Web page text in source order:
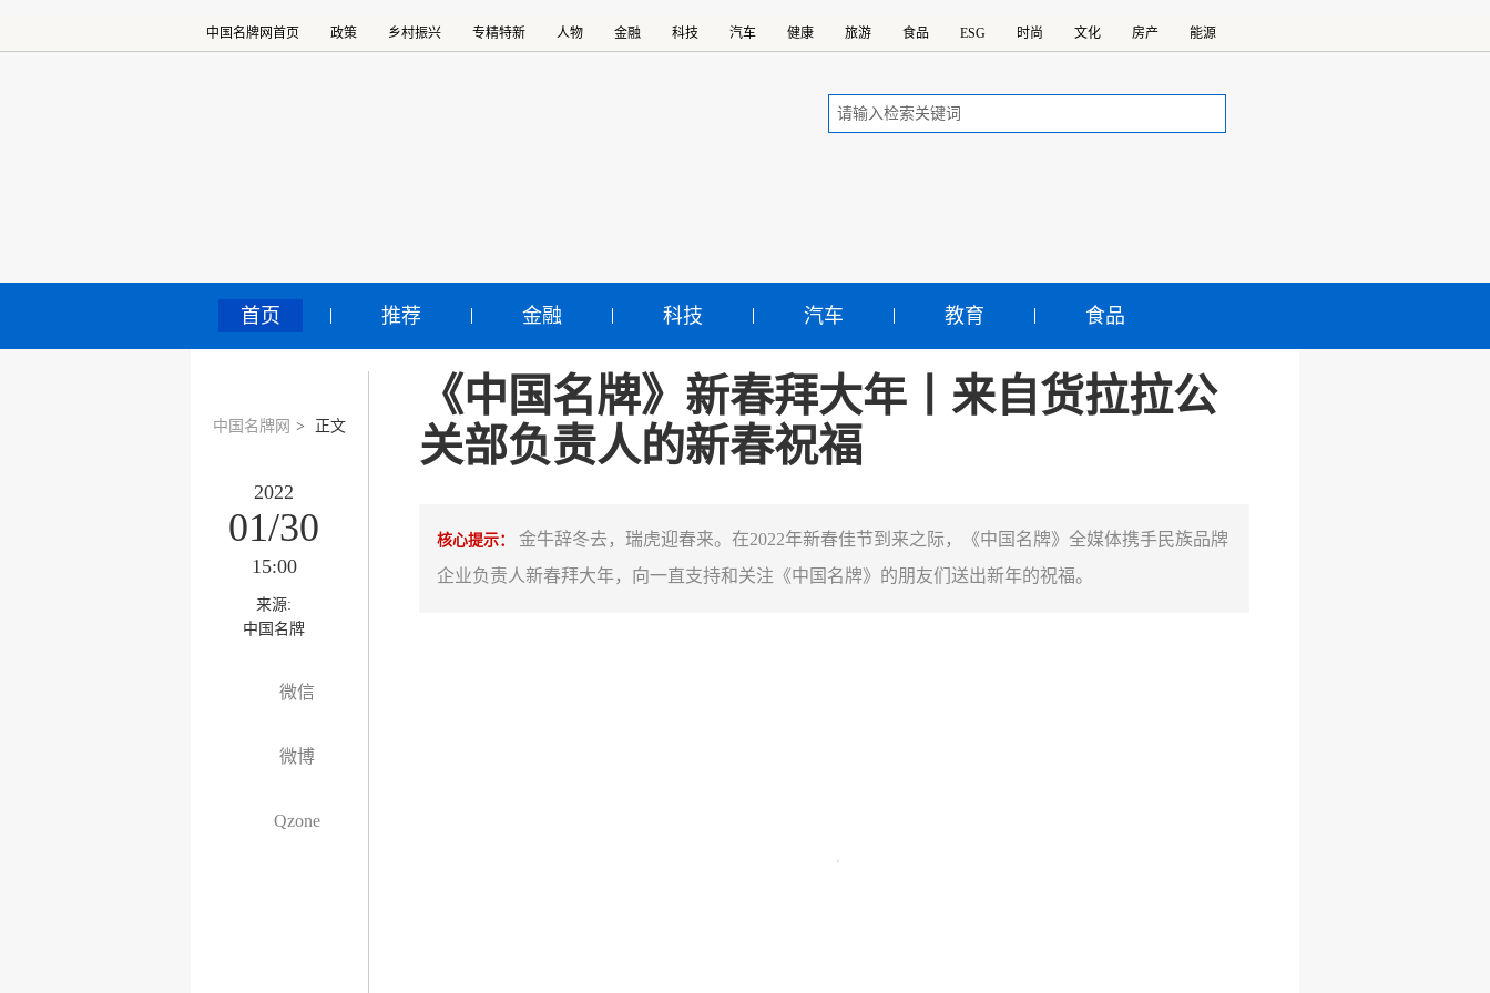
中国名牌网首页 政策 乡村振兴 专精特新 人物 金融 科技 汽车 健康 旅游 食品 ESG 时尚 文化 房产 能源
首页 推荐 金融 科技 汽车 教育 食品
中国名牌网 > 正文
2022
01/30
15:00
来源:
中国名牌
微信
微博
Qzone
《中国名牌》新春拜大年丨来自货拉拉公
关部负责人的新春祝福
核心提示： 金牛辞冬去，瑞虎迎春来。在2022年新春佳节到来之际，《中国名牌》全媒体携手民族品牌
企业负责人新春拜大年，向一直支持和关注《中国名牌》的朋友们送出新年的祝福。